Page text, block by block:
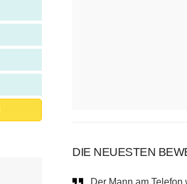
DIE NEUESTEN
Der Mann am Telefon war sehr